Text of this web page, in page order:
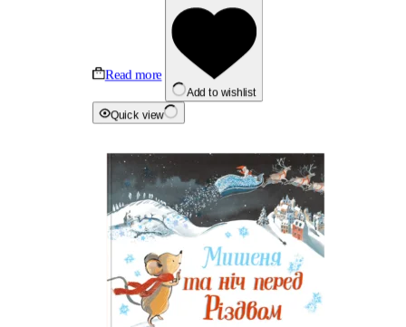
Read more
Add to wishlist
Quick view